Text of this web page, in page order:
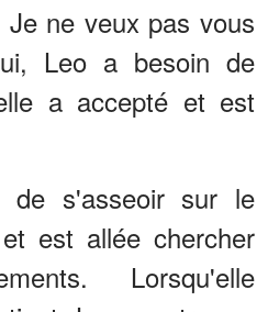
ne veux pas vous
Leo a besoin de
a accepté et est
s'asseoir sur le
est allée chercher
Lorsqu'elle